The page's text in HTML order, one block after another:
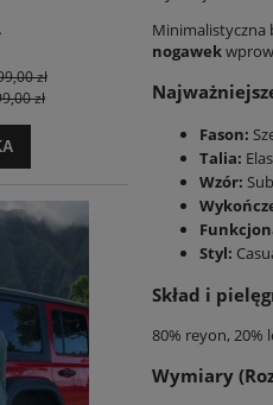
zł
zł
Minimalistyczna
nogawek
Fason:
Talia:
Wzór:
Styl:
Skład i
80% reyon, 20%
Wymiary